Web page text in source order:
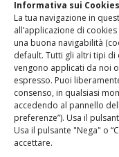
Informativa sui Cookies
La tua navigazione in
all’applicazione di
una buona navigabilità
default. Tutti gli altri tipi
vengono applicati da noi
espresso. Puoi
consenso, in qualsiasi
accedendo al pannello
preferenze”). Usa il
Usa il pulsante "Nega" o
accettare.
www.odg.toscana.it –
Firenze al nr. 5208
Giampaolo Marchini –
LINK UTILI
PagoPA
Privacy Policy